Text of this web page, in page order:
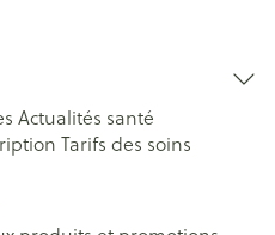
Actualités santé
Tarifs des soins